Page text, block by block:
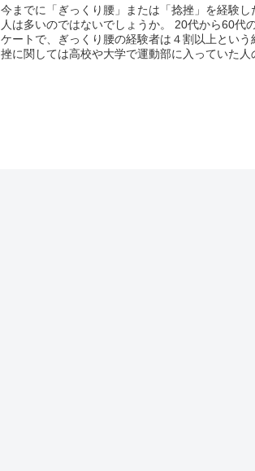
今までに「ぎっくり腰」または「捻挫」を経験し
人は多いのではないでしょうか。 20代から60代
ケートで、ぎっくり腰の経験者は４割以上とい
挫に関しては高校や大学で運動部に入っていた人